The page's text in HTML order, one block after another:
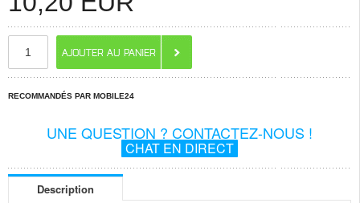
RECOMMANDÉS PAR MOBILE24
UNE QUESTION ? CONTACTEZ-NOUS !
CHAT EN DIRECT
Description